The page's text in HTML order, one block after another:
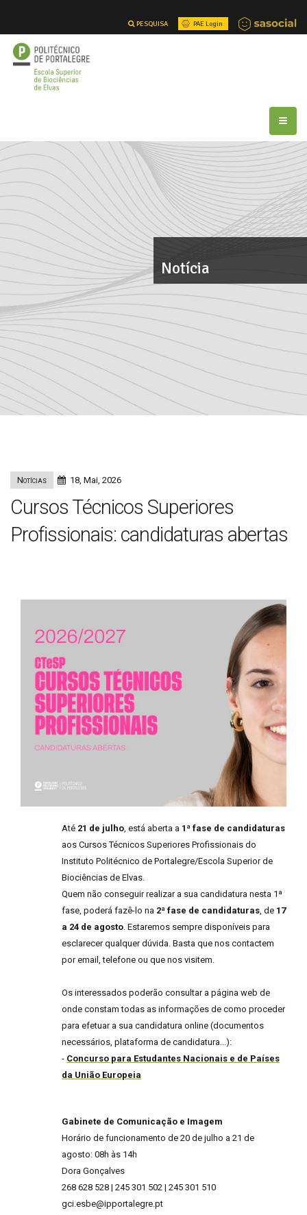
PAE Login
PESQUISA
Notícia
Notícias 18, Mai, 2026
Cursos Técnicos Superiores
Profissionais: candidaturas abertas
Até 21 de julho, está aberta a 1ª fase de candidaturas
aos Cursos Técnicos Superiores Profissionais do
Instituto Politécnico de Portalegre/Escola Superior de
Biociências de Elvas.
Quem não conseguir realizar a sua candidatura nesta 1ª
fase, poderá fazê-lo na 2ª fase de candidaturas, de 17
a 24 de agosto. Estaremos sempre disponíveis para
esclarecer qualquer dúvida. Basta que nos contactem
por email, telefone ou que nos visitem.
Os interessados poderão consultar a página web de
onde constam todas as informações de como proceder
para efetuar a sua candidatura online (documentos
necessários, plataforma de candidatura...):
- Concurso para Estudantes Nacionais e de Países
da União Europeia
Gabinete de Comunicação e Imagem
Horário de funcionamento de 20 de julho a 21 de
agosto: 08h às 14h
Dora Gonçalves
268 628 528 | 245 301 502 | 245 301 510
gci.esbe@ipportalegre.pt